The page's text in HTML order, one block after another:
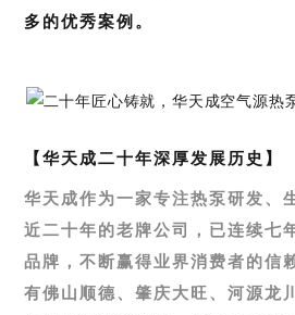
多的优秀案例。
【华天成二十年深厚发展历史】
华天成作为一家专注热泵研发、
近二十年的老牌公司，已连续七
品牌，不断赢得业界消费者的信
有佛山顺德、肇庆大旺、河源龙